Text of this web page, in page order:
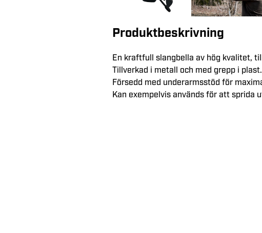
Produktbeskrivning
En kraftfull slangbella av hög kvalitet,
Tillverkad i metall och med grepp i plast.
Försedd med underarmsstöd för
Kan exempelvis används för att sprida